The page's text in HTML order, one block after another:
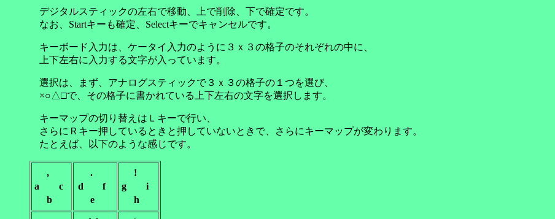
デジタルスティックの左右で移動、上で削除、下で確定です。
なお、Startキーも確定、Selectキーでキャンセルです。
キーボード入力は、ケータイ入力のように３ｘ３の格子のそれぞれの中に、
上下左右に入力する文字が入っています。
選択は、まず、アナログスティックで３ｘ３の格子の１つを選び、
×○△□で、その格子に書かれている上下左右の文字を選択します。
キーマップの切り替えはＬキーで行い、
さらにＲキー押しているときと押していないときで、さらにキーマップが変わります。
たとえば、以下のような感じです。
,
a
c
b
.
d
f
e
!
g
i
h